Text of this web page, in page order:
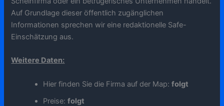
Auf Grundlage dieser öffentlich zugänglichen
Informationen sprechen wir eine redaktionelle Safe-
Einschätzung aus.
Weitere Daten:
Hier finden Sie die Firma auf der Map:folgt
Preise:folgt